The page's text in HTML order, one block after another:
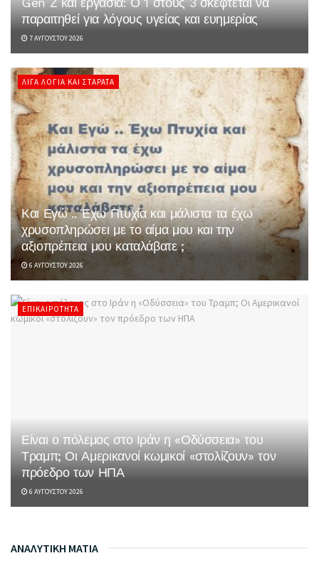
παραιτηθεί για λόγους υγείας και ευημερίας
7 ΑΥΓΟΎΣΤΟΥ 2026
ΛΊΓΑ ΛΌΓΙΑ ΚΑΙ ΣΤΑΡΆΤΑ
Και Εγώ .. Έχω Πτυχία και μάλιστα τα έχω
χρυσοπληρώσει με το αίμα μου και την
αξιοπρέπεια μου καταλάβατε ;
6 ΑΥΓΟΎΣΤΟΥ 2026
ΕΠΙΚΑΙΡΌΤΗΤΑ
Είναι ο πόλεμος στο Ιράν η «Οδύσσεια» του
Τραμπ; Οι Αμερικανοί κωμικοί «στολίζουν» τον
πρόεδρο των ΗΠΑ
6 ΑΥΓΟΎΣΤΟΥ 2026
ΑΝΑΛΥΤΙΚΗ ΜΑΤΙΑ